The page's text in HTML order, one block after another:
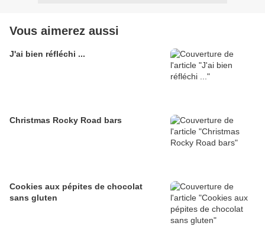
Vous aimerez aussi
J'ai bien réfléchi ...
Christmas Rocky Road bars
Cookies aux pépites de chocolat
sans gluten